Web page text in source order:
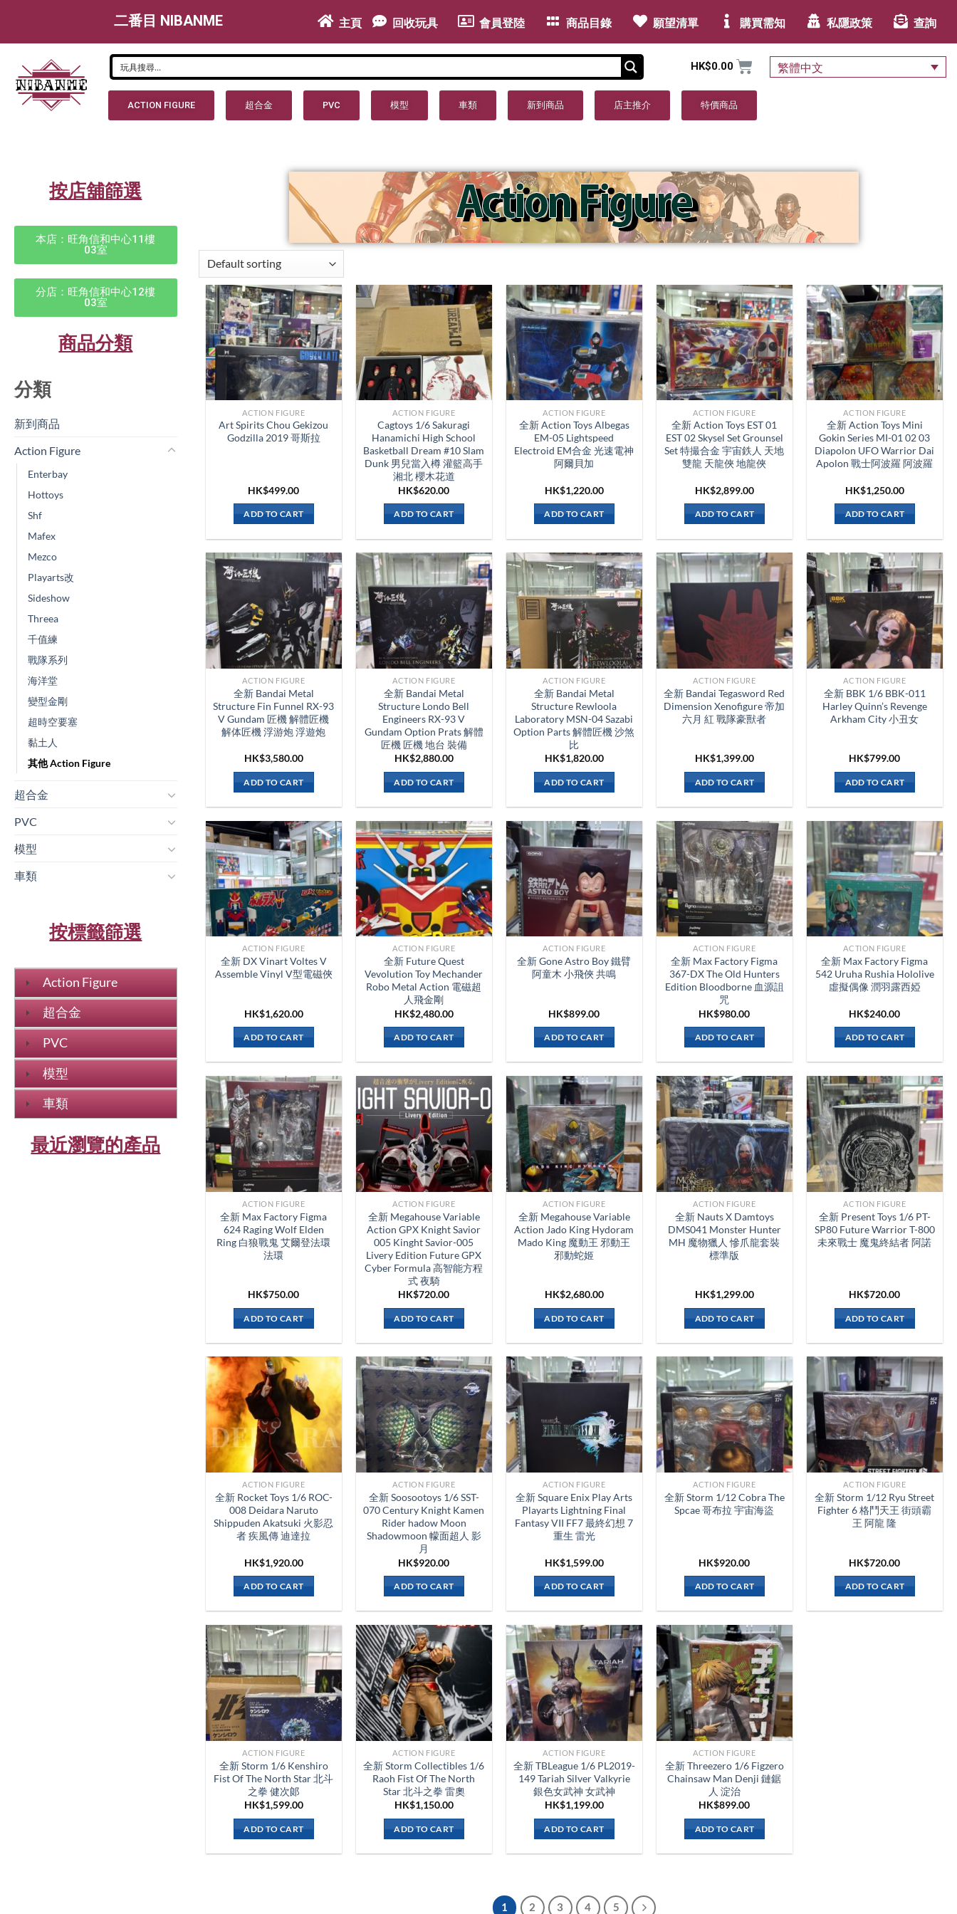
二番目 NIBANME 主頁 回收玩具 會員登陸 商品目錄 願望清單 購買需知 私隱政策 查詢
HK$0.00 繁體中文
ACTION FIGURE 超合金 PVC 模型 車類 新到商品 店主推介 特價商品
按店舖篩選
本店：旺角信和中心11樓
03室
分店：旺角信和中心12樓
03室
商品分類
分類
新到商品​
Action Figure
Enterbay
Hottoys
Shf
Mafex
Mezco
Playarts改
Sideshow
Threea
千值練
戰隊系列
海洋堂
變型金剛
超時空要塞
黏土人
其他 Action Figure
超合金
PVC
模型
車類
按標籤篩選
Action Figure
超合金
PVC
模型
車類
最近瀏覽的產品
ACTION FIGURE
Art Spirits Chou Gekizou
Godzilla 2019 哥斯拉
HK$499.00
ADD TO CART
ACTION FIGURE
Cagtoys 1/6 Sakuragi
Hanamichi High School
Basketball Dream #10 Slam
Dunk 男兒當入樽 灌籃高手
湘北 櫻木花道
HK$620.00
ADD TO CART
ACTION FIGURE
全新 Action Toys Albegas
EM-05 Lightspeed
Electroid EM合金 光速電神
阿爾貝加
HK$1,220.00
ADD TO CART
ACTION FIGURE
全新 Action Toys EST 01
EST 02 Skysel Set Grounsel
Set 特撮合金 宇宙鉄人 天地
雙龍 天龍俠 地龍俠
HK$2,899.00
ADD TO CART
ACTION FIGURE
全新 Action Toys Mini
Gokin Series MI-01 02 03
Diapolon UFO Warrior Dai
Apolon 戰士阿波羅 阿波羅
HK$1,250.00
ADD TO CART
ACTION FIGURE
全新 Bandai Metal
Structure Fin Funnel RX-93
V Gundam 匠機 解體匠機
解体匠機 浮游炮 浮遊炮
HK$3,580.00
ADD TO CART
ACTION FIGURE
全新 Bandai Metal
Structure Londo Bell
Engineers RX-93 V
Gundam Option Prats 解體
匠機 匠機 地台 裝備
HK$2,880.00
ADD TO CART
ACTION FIGURE
全新 Bandai Metal
Structure Rewloola
Laboratory MSN-04 Sazabi
Option Parts 解體匠機 沙煞
比
HK$1,820.00
ADD TO CART
ACTION FIGURE
全新 Bandai Tegasword Red
Dimension Xenofigure 帝加
六月 紅 戰隊豪獸者
HK$1,399.00
ADD TO CART
ACTION FIGURE
全新 BBK 1/6 BBK-011
Harley Quinn’s Revenge
Arkham City 小丑女
HK$799.00
ADD TO CART
ACTION FIGURE
全新 DX Vinart Voltes V
Assemble Vinyl V型電磁俠
HK$1,620.00
ADD TO CART
ACTION FIGURE
全新 Future Quest
Vevolution Toy Mechander
Robo Metal Action 電磁超
人飛金剛
HK$2,480.00
ADD TO CART
ACTION FIGURE
全新 Gone Astro Boy 鐵臂
阿童木 小飛俠 共鳴
HK$899.00
ADD TO CART
ACTION FIGURE
全新 Max Factory Figma
367-DX The Old Hunters
Edition Bloodborne 血源詛
咒
HK$980.00
ADD TO CART
ACTION FIGURE
全新 Max Factory Figma
542 Uruha Rushia Hololive
虛擬偶像 潤羽露西婭
HK$240.00
ADD TO CART
ACTION FIGURE
全新 Max Factory Figma
624 Raging Wolf Elden
Ring 白狼戰鬼 艾爾登法環
法環
HK$750.00
ADD TO CART
ACTION FIGURE
全新 Megahouse Variable
Action GPX Knight Savior
005 Kinght Savior-005
Livery Edition Future GPX
Cyber Formula 高智能方程
式 夜騎
HK$720.00
ADD TO CART
ACTION FIGURE
全新 Megahouse Variable
Action Jado King Hydoram
Mado King 魔動王 邪動王
邪動蛇姬
HK$2,680.00
ADD TO CART
ACTION FIGURE
全新 Nauts X Damtoys
DMS041 Monster Hunter
MH 魔物獵人 慘爪龍套裝
標準版
HK$1,299.00
ADD TO CART
ACTION FIGURE
全新 Present Toys 1/6 PT-
SP80 Future Warrior T-800
未來戰士 魔鬼終結者 阿諾
HK$720.00
ADD TO CART
ACTION FIGURE
全新 Rocket Toys 1/6 ROC-
008 Deidara Naruto
Shippuden Akatsuki 火影忍
者 疾風傳 迪達拉
HK$1,920.00
ADD TO CART
ACTION FIGURE
全新 Soosootoys 1/6 SST-
070 Century Knight Kamen
Rider hadow Moon
Shadowmoon 幪面超人 影
月
HK$920.00
ADD TO CART
ACTION FIGURE
全新 Square Enix Play Arts
Playarts Lightning Final
Fantasy VII FF7 最終幻想 7
重生 雷光
HK$1,599.00
ADD TO CART
ACTION FIGURE
全新 Storm 1/12 Cobra The
Spcae 哥布拉 宇宙海盜
HK$920.00
ADD TO CART
ACTION FIGURE
全新 Storm 1/12 Ryu Street
Fighter 6 格鬥天王 街頭霸
王 阿龍 隆
HK$720.00
ADD TO CART
ACTION FIGURE
全新 Storm 1/6 Kenshiro
Fist Of The North Star 北斗
之拳 健次郞
HK$1,599.00
ADD TO CART
ACTION FIGURE
全新 Storm Collectibles 1/6
Raoh Fist Of The North
Star 北斗之拳 雷奧
HK$1,150.00
ADD TO CART
ACTION FIGURE
全新 TBLeague 1/6 PL2019-
149 Tariah Silver Valkyrie
銀色女武神 女武神
HK$1,199.00
ADD TO CART
ACTION FIGURE
全新 Threezero 1/6 Figzero
Chainsaw Man Denji 鏈鋸
人 淀治
HK$899.00
ADD TO CART
1 2 3 4 5